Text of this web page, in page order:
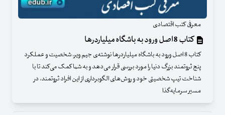
معرفی کتب اقتصادی
کتاب 8 اصل ورود به باشگاه میلیاردرها
کتاب 8 اصل ورود به باشگاه میلیاردرها نوشته‌ی جیم ویر، شخصیت و عملکرد
پنج ثروتمند بزرگ دنیا را مورد بررسی قرار می‌دهد و به شما کمک می‌کند تا با
شناخت تیپ شخصیتی خود و روش‌های الگوبرداری از این افراد ثروتمند، در
مسیر سرمایه‌گذا